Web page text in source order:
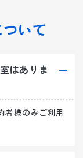
いて
はありま
者様のみご利用